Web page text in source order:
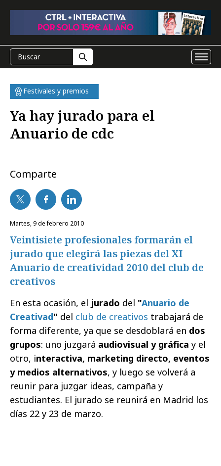
Festivales y premios
Ya hay jurado para el
Anuario de cdc
Comparte
martes, 9 de febrero 2010
Veintisiete profesionales formarán el
jurado que elegirá las piezas del XI
Anuario de creatividad 2010 del club de
creativos
En esta ocasión, el jurado del "Anuario de
Creativad" del club de creativos trabajará de
forma diferente, ya que se desdoblará en dos
grupos: uno juzgará audiovisual y gráfica y el
otro, interactiva, marketing directo, eventos
y medios alternativos, y luego se volverá a
reunir para juzgar ideas, campaña y
estudiantes. El jurado se reunirá en Madrid los
días 22 y 23 de marzo.